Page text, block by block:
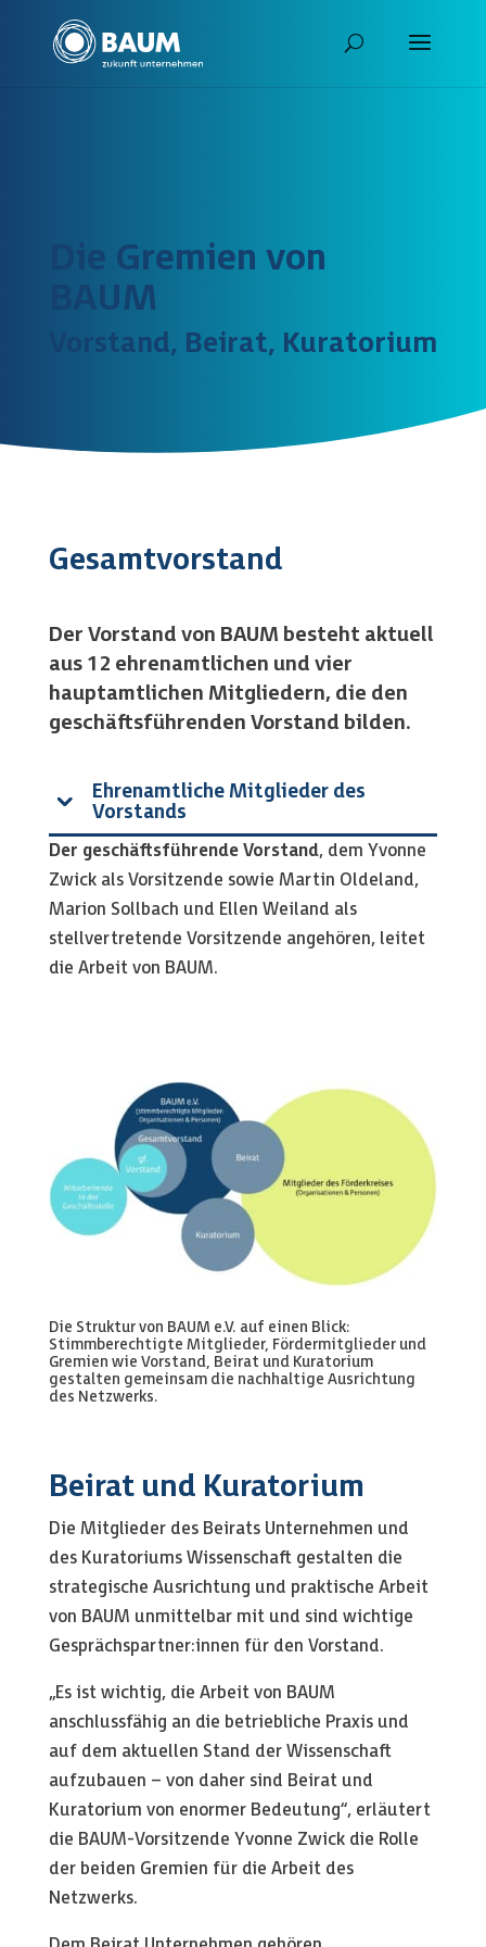
Die Gremien von
BAUM
Vorstand, Beirat, Kuratorium
Gesamtvorstand
Der Vorstand von BAUM besteht aktuell
aus 12 ehrenamtlichen und vier
hauptamtlichen Mitgliedern, die den
geschäftsführenden Vorstand bilden.
Der geschäftsführende Vorstand, dem Yvonne
Zwick als Vorsitzende sowie Martin Oldeland,
Marion Sollbach und Ellen Weiland als
stellvertretende Vorsitzende angehören, leitet
die Arbeit von BAUM.
Ehrenamtliche Mitglieder des
Vorstands
Die Struktur von BAUM e.V. auf einen Blick:
Stimmberechtigte Mitglieder, Fördermitglieder und
Gremien wie Vorstand, Beirat und Kuratorium
gestalten gemeinsam die nachhaltige Ausrichtung
des Netzwerks.
Beirat und Kuratorium
Die Mitglieder des Beirats Unternehmen und
des Kuratoriums Wissenschaft gestalten die
strategische Ausrichtung und praktische Arbeit
von BAUM unmittelbar mit und sind wichtige
Gesprächspartner:innen für den Vorstand.
„Es ist wichtig, die Arbeit von BAUM
anschlussfähig an die betriebliche Praxis und
auf dem aktuellen Stand der Wissenschaft
aufzubauen – von daher sind Beirat und
Kuratorium von enormer Bedeutung“, erläutert
die BAUM-Vorsitzende Yvonne Zwick die Rolle
der beiden Gremien für die Arbeit des
Netzwerks.